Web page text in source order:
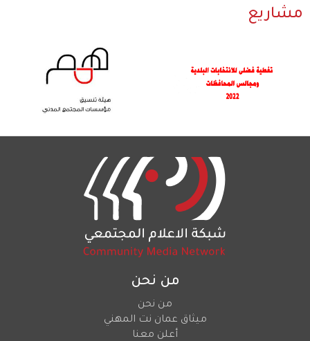
مشاريع
من نحن
من نحن
ميثاق عمان نت المهني
أعلن معنا